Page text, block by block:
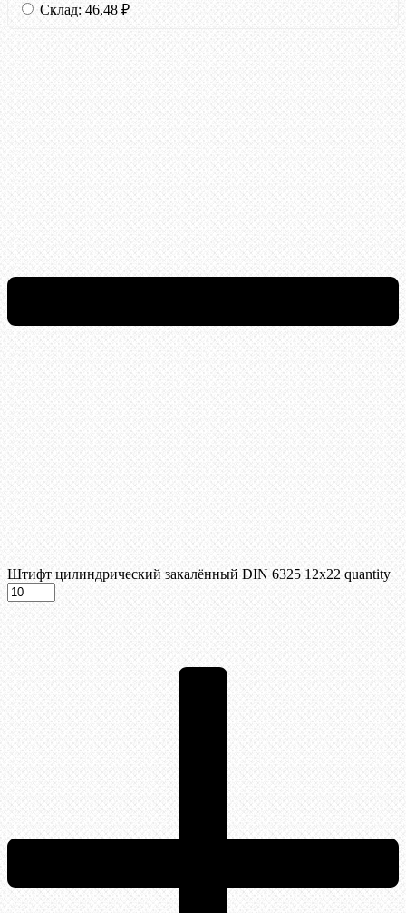
Склад: 46,48 ₽
Штифт цилиндрический закалённый DIN 6325 12х22 quantity